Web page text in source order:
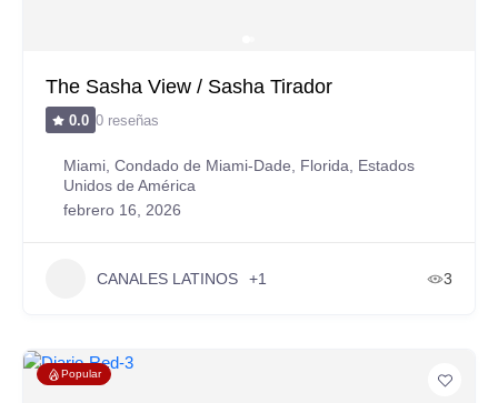
The Sasha View / Sasha Tirador
0.0 0 reseñas
Miami, Condado de Miami-Dade, Florida, Estados
Unidos de América
febrero 16, 2026
CANALES LATINOS +1 3
Popular